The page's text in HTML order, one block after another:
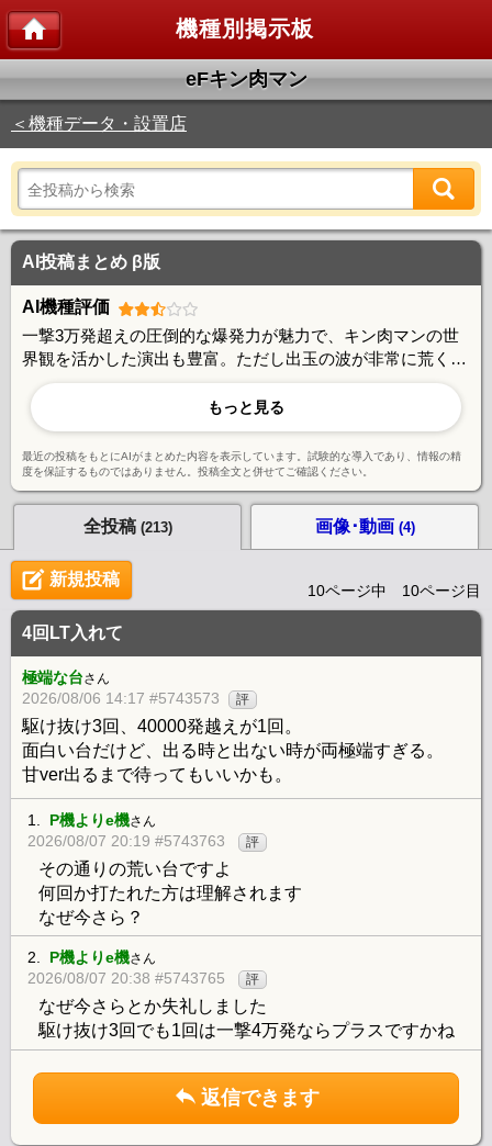
機種別掲示板
eFキン肉マン
＜機種データ・設置店
AI投稿まとめ β版
AI機種評価
一撃3万発超えの圧倒的な爆発力が魅力で、キン肉マンの世
界観を活かした演出も豊富。ただし出玉の波が非常に荒く、
ラッシュスルーや駆け抜けが目立つため安定志向のユーザー
には厳しいとの声もある。回転率の良い台を選べば勝機はあ
るが、台選びと投資管理が重要な玄人向けスペックとの評
価。
もっと見る
最近の投稿をもとにAIがまとめた内容を表示しています。試験的な導入であり、情報の精
度を保証するものではありません。投稿全文と併せてご確認ください。
全投稿 (213) 画像･動画 (4)
新規投稿
10ページ中 10ページ目
4回LT入れて
極端な台さん
2026/08/06 14:17 #5743573 評
駆け抜け3回、40000発越えが1回。
面白い台だけど、出る時と出ない時が両極端すぎる。
甘ver出るまで待ってもいいかも。
1. P機よりe機さん
2026/08/07 20:19 #5743763 評
その通りの荒い台ですよ
何回か打たれた方は理解されます
なぜ今さら？
2. P機よりe機さん
2026/08/07 20:38 #5743765 評
なぜ今さらとか失礼しました
駆け抜け3回でも1回は一撃4万発ならプラスですかね
返信できます